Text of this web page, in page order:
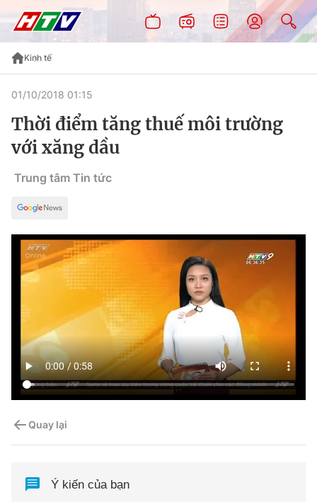
Kinh tế
01/10/2018 01:15
Thời điểm tăng thuế môi trường
với xăng dầu
Trung tâm Tin tức
Quay lại
Ý kiến của bạn